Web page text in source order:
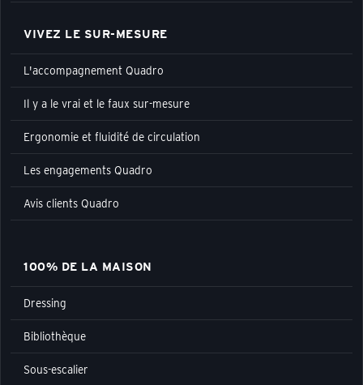
VIVEZ LE SUR-MESURE
L'accompagnement Quadro
Il y a le vrai et le faux sur-mesure
Ergonomie et fluidité de circulation
Les engagements Quadro
Avis clients Quadro
100% DE LA MAISON
Dressing
Bibliothèque
Sous-escalier